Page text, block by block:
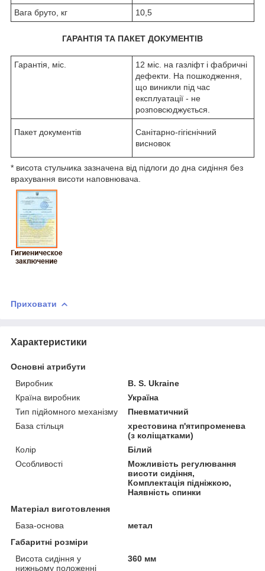
Вага бруто, кг
10,5
ГАРАНТІЯ ТА ПАКЕТ ДОКУМЕНТІВ
Гарантія, міс.
12 міс. на газліфт і фабричні
дефекти. На пошкодження,
що виникли під час
експлуатації - не
розповсюджується.
Пакет документів
Санітарно-гігієнічний
висновок
* висота стульчика зазначена від підлоги до дна сидіння без
врахування висоти наповнювача.
Приховати
Характеристики
Основні атрибути
Виробник
B. S. Ukraine
Країна виробник
Україна
Тип підйомного механізму
Пневматичний
База стільця
хрестовина п'ятипроменева
(з коліщатками)
Колір
Білий
Особливості
Можливість регулювання
висоти сидіння,
Комплектація підніжкою,
Наявність спинки
Матеріал виготовлення
База-основа
метал
Габаритні розміри
Висота сидіння у
нижньому положенні
360 мм